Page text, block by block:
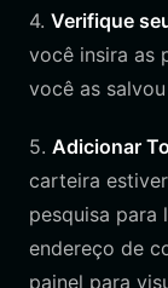
4. Verifique
você insira as
você as
5. Adicionar
carteira
pesquisa para
endereço de
painel para